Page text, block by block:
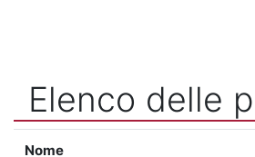
Elenco delle
Nome